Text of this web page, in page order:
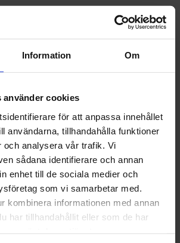
Information Om
använder cookies
för att anpassa innehållet
användarna, tillhandahålla funktioner
och analysera vår trafik. Vi
sådana identifierare och annan
enhet till de sociala medier och
som vi samarbetar med.
kombinera informationen med annan
har tillhandahållit eller som de har
en universell 1K Primer med utmärkt
och anodiserade aluminiumytor. För
vi att använda en 2K filler efter
i tjockare skikt, kan den
vatten-baserade eller
beläggningssystem.
sin tillämpning i fläck reparationer
1K epoxiprimer kännetecknas av sin
prestanda, perfekt isolering mot
till de flesta underlag och bästa